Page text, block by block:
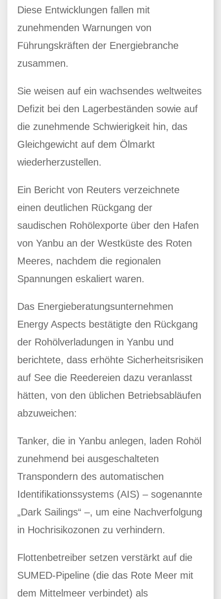
Diese Entwicklungen fallen mit
zunehmenden Warnungen von
Führungskräften der Energiebranche
zusammen.
Sie weisen auf ein wachsendes weltweites
Defizit bei den Lagerbeständen sowie auf
die zunehmende Schwierigkeit hin, das
Gleichgewicht auf dem Ölmarkt
wiederherzustellen.
Ein Bericht von Reuters verzeichnete
einen deutlichen Rückgang der
saudischen Rohölexporte über den Hafen
von Yanbu an der Westküste des Roten
Meeres, nachdem die regionalen
Spannungen eskaliert waren.
Das Energieberatungsunternehmen
Energy Aspects bestätigte den Rückgang
der Rohölverladungen in Yanbu und
berichtete, dass erhöhte Sicherheitsrisiken
auf See die Reedereien dazu veranlasst
hätten, von den üblichen Betriebsabläufen
abzuweichen:
Tanker, die in Yanbu anlegen, laden Rohöl
zunehmend bei ausgeschalteten
Transpondern des automatischen
Identifikationssystems (AIS) – sogenannte
„Dark Sailings“ –, um eine Nachverfolgung
in Hochrisikozonen zu verhindern.
Flottenbetreiber setzen verstärkt auf die
SUMED-Pipeline (die das Rote Meer mit
dem Mittelmeer verbindet) als